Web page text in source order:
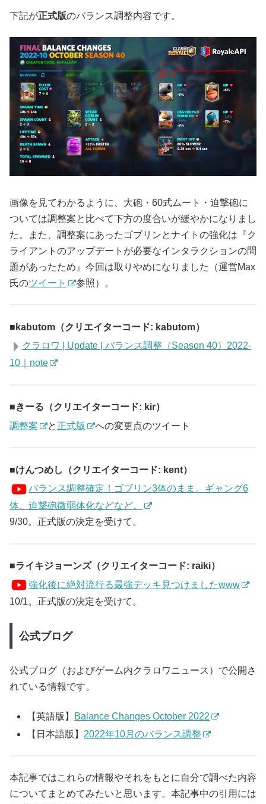
下記が正式版のバランス調整内容です。
画像を見てわかるように、大砲・60式ムート・迫撃砲に
ついては調整案と比べて下方の度合いが緩やかになりまし
た。また、調整案にあったゴブリンとナイトの強化は『ク
ライアントのアップデートが必要なインタラクションの問
題があったため』今回は取りやめになりました（運営Max
氏のツイート 参照）。
kabutom（クリエイターコード: kabutom）
クラロワ | Update | バランス調整（Season 40）2022-
10｜note
きーる（クリエイターコード: kir）
調整案
と 正式版 への変更点のツイート
けんつめし（クリエイターコード: kent）
バランス調整確定！ゴブリン3体のまま。ギャング6
体、迫撃砲微弱体化などなど。
9/30。正式版の決定を受けて。
ライキジョーンズ（クリエイターコード: raiki）
強化後に絶対流行る最強デッキ見つけましたwww
10/1。正式版の決定を受けて。
公式ブログ
公式ブログ（およびゲーム内クラロワニュース）で公開さ
れている情報です。
【英語版】
Balance Changes October 2022
【日本語版】 2022年10月のバランス調整
本記事ではこれらの情報やそれをもとに自分で調べた内容
についてまとめてみたいと思います。本記事中の引用には